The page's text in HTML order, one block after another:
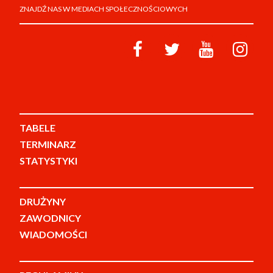
ZNAJDŹ NAS W MEDIACH SPOŁECZNOŚCIOWYCH
TABELE
TERMINARZ
STATYSTYKI
DRUŻYNY
ZAWODNICY
WIADOMOŚCI